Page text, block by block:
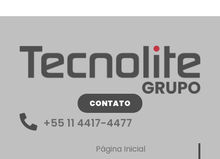
CONTATO
+55 11 4417-4477
Página Inicial